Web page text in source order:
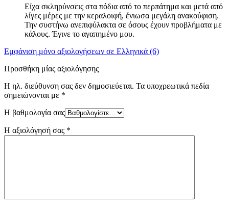
Είχα σκληρύνσεις στα πόδια από το περπάτημα και μετά από
λίγες μέρες με την κεραλοιφή, ένιωσα μεγάλη ανακούφιση.
Την συστήνω ανεπιφύλακτα σε όσους έχουν προβλήματα με
κάλους. Έγινε το αγαπημένο μου.
Εμφάνιση μόνο αξιολογήσεων σε Ελληνικά (6)
Προσθήκη μίας αξιολόγησης
Η ηλ. διεύθυνση σας δεν δημοσιεύεται. Τα υποχρεωτικά πεδία
σημειώνονται με *
Η βαθμολογία σας
Η αξιολόγησή σας *